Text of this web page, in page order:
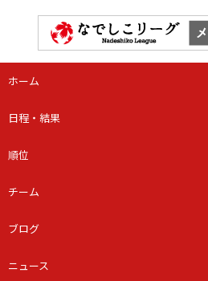
ホーム
日程・結果
順位
チーム
ブログ
ニュース